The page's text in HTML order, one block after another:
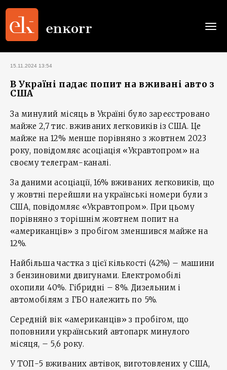
15.11.2024 13:54
В Україні падає попит на вживані авто з
США
За минулий місяць в Україні було зареєстровано
майже 2,7 тис. вживаних легковиків із США. Це
майже на 12% менше порівняно з жовтнем 2023
року, повідомляє асоціація «Укравтопром» на
своєму телеграм-каналі.
За даними асоціації, 16% вживаних легковиків, що
у жовтні перейшли на українські номери були з
США, повідомляє «Укравтопром». При цьому
порівняно з торішнім жовтнем попит на
«американців» з пробігом зменшився майже на
12%.
Найбільша частка з цієї кількості (42%) – машини
з бензиновими двигунами. Електромобілі
охопили 40%. Гібридні – 8%. Дизельним і
автомобілям з ГБО належить по 5%.
Середній вік «американців» з пробігом, що
поповнили український автопарк минулого
місяця, – 5,6 року.
У ТОП-5 вживаних автівок, виготовлених у США,